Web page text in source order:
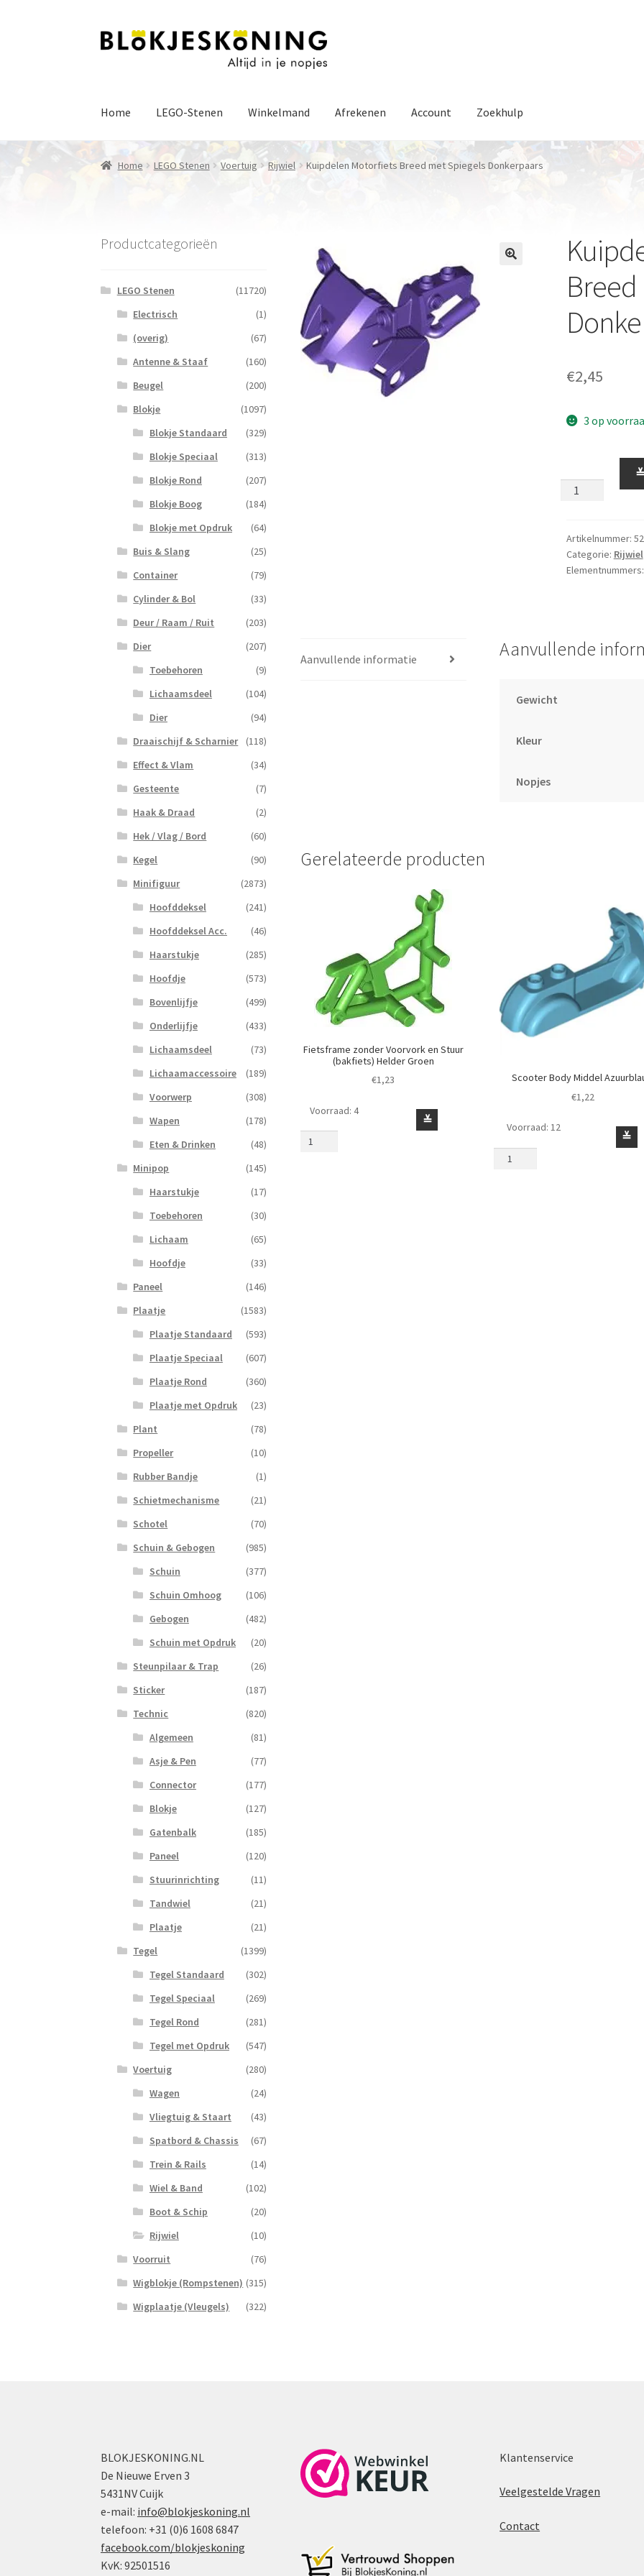
Ga
Ga
Home
LEGO-Stenen Winkelmand Afrekenen Account Zoekhulp
Home LEGO Stenen Voertuig Rijwiel Kuipdelen Motorfiets Breed met Spiegels Donkerpaars
€2,45
3 op
Motorfiets
Spiegels
Donkerpaars
aantal
Artikelnummer:
Categorie: Rijwiel
Aanvullende informatie Aanvullende
Gewicht
Kleur
Nopjes
Gerelateerde producten
Fietsframe zonder Voorvork en Stuur
(bakfiets) Helder Groen
€1,23
Fietsframe
zonder
Voorvork
≚
Voorraad: 4
Scooter Body Middel
€1,22
Scooter
Body
Middel
≚
Voorraad: 12
Productcategorieën
LEGO Stenen
(11720)
Electrisch
(1)
(overig)
(67)
Antenne & Staaf
(160)
Beugel
(200)
Blokje
(1097)
Blokje Standaard
(329)
Blokje Speciaal
(313)
Blokje Rond
(207)
Blokje Boog
(184)
Blokje met Opdruk
(64)
Buis & Slang
(25)
Container
(79)
Cylinder & Bol
(33)
Deur / Raam / Ruit
(203)
Dier
(207)
Toebehoren
(9)
Lichaamsdeel
(104)
Dier
(94)
Draaischijf & Scharnier
(118)
Effect & Vlam
(34)
Gesteente
(7)
Haak & Draad
(2)
Hek / Vlag / Bord
(60)
Kegel
(90)
Minifiguur
(2873)
Hoofddeksel
(241)
Hoofddeksel Acc.
(46)
Haarstukje
(285)
Hoofdje
(573)
Bovenlijfje
(499)
Onderlijfje
(433)
Lichaamsdeel
(73)
Lichaamaccessoire
(189)
Voorwerp
(308)
Wapen
(178)
Eten & Drinken
(48)
Minipop
(145)
Haarstukje
(17)
Toebehoren
(30)
Lichaam
(65)
Hoofdje
(33)
Paneel
(146)
Plaatje
(1583)
Plaatje Standaard
(593)
Plaatje Speciaal
(607)
Plaatje Rond
(360)
Plaatje met Opdruk
(23)
Plant
(78)
Propeller
(10)
Rubber Bandje
(1)
Schietmechanisme
(21)
Schotel
(70)
Schuin & Gebogen
(985)
Schuin
(377)
Schuin Omhoog
(106)
Gebogen
(482)
Schuin met Opdruk
(20)
Steunpilaar & Trap
(26)
Sticker
(187)
Technic
(820)
Algemeen
(81)
Asje & Pen
(77)
Connector
(177)
Blokje
(127)
Gatenbalk
(185)
Paneel
(120)
Stuurinrichting
(11)
Tandwiel
(21)
Plaatje
(21)
Tegel
(1399)
Tegel Standaard
(302)
Tegel Speciaal
(269)
Tegel Rond
(281)
Tegel met Opdruk
(547)
Voertuig
(280)
Wagen
(24)
Vliegtuig & Staart
(43)
Spatbord & Chassis
(67)
Trein & Rails
(14)
Wiel & Band
(102)
Boot & Schip
(20)
Rijwiel
(10)
Voorruit
(76)
Wigblokje (Rompstenen) (315)
Wigplaatje (Vleugels)
(322)
BLOKJESKONING.NL
De Nieuwe Erven 3
5431NV Cuijk
e-mail: info@blokjeskoning.nl
telefoon: +31 (0)6 1608 6847
facebook.com/blokjeskoning
KvK: 92501516
Klantenservice
Veelgestelde Vragen
Contact